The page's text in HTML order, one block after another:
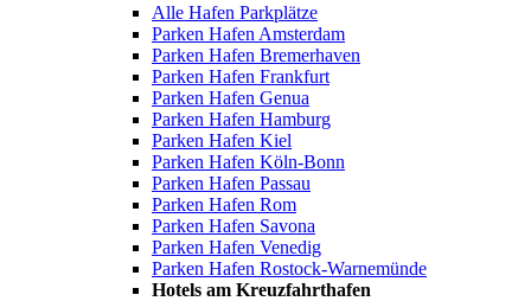
Alle Hafen Parkplätze
Parken Hafen Amsterdam
Parken Hafen Bremerhaven
Parken Hafen Frankfurt
Parken Hafen Genua
Parken Hafen Hamburg
Parken Hafen Kiel
Parken Hafen Köln-Bonn
Parken Hafen Passau
Parken Hafen Rom
Parken Hafen Savona
Parken Hafen Venedig
Parken Hafen Rostock-Warnemünde
Hotels am Kreuzfahrthafen